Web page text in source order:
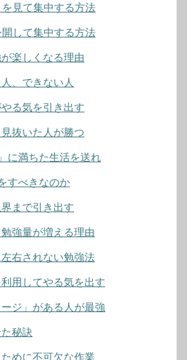
を見て集中する方法
して集中する方法
楽しくなる理由
、できない人
る気を引き出す
抜いた人が勝つ
に満ちた生活を送れ
すべきなのか
まで引き出す
強量が増える理由
左右されない勉強法
用してやる気を出す
ジ」がある人が最強
秘訣
めに不可欠な作業